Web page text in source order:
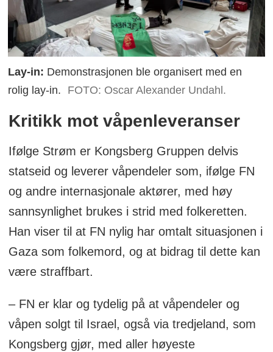
Lay-in: Demonstrasjonen ble organisert med en
rolig lay-in.
FOTO: Oscar Alexander Undahl.
Kritikk mot våpenleveranser
Ifølge Strøm er Kongsberg Gruppen delvis
statseid og leverer våpendeler som, ifølge FN
og andre internasjonale aktører, med høy
sannsynlighet brukes i strid med folkeretten.
Han viser til at FN nylig har omtalt situasjonen i
Gaza som folkemord, og at bidrag til dette kan
være straffbart.
– FN er klar og tydelig på at våpendeler og
våpen solgt til Israel, også via tredjeland, som
Kongsberg gjør, med aller høyeste